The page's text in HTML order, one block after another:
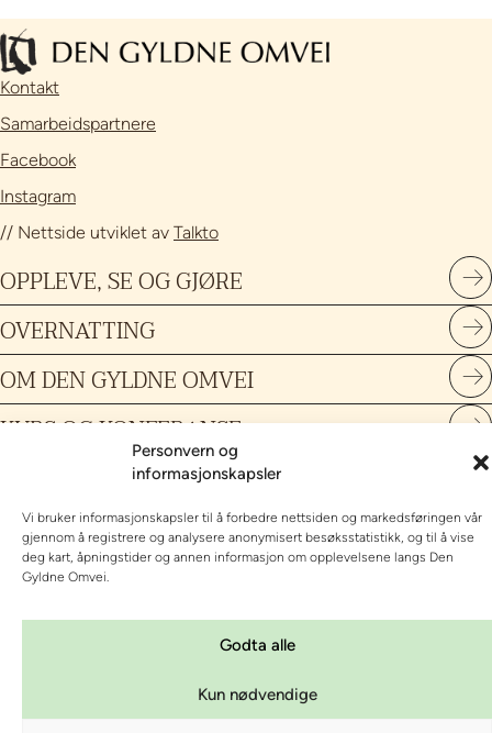
Personvern og
informasjonskapsler
Vi bruker informasjonskapsler til å forbedre nettsiden og markedsføringen vår
gjennom å registrere og analysere anonymisert besøksstatistikk, og til å vise
deg kart, åpningstider og annen informasjon om opplevelsene langs Den
Gyldne Omvei.
Godta alle
Kun nødvendige
Kontakt
Samarbeidspartnere
Facebook
Instagram
// Nettside utviklet av Talkto
OPPLEVE, SE OG GJØRE
OVERNATTING
OM DEN GYLDNE OMVEI
KURS OG KONFERANSE
Personvern og informasjonskapsler|Innstillinger for